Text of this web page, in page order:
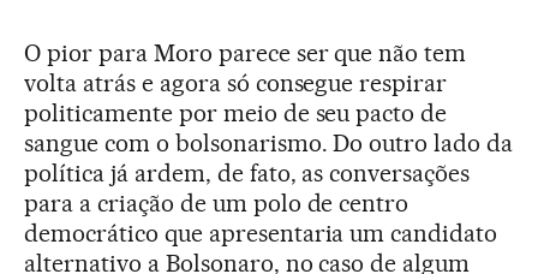
O pior para Moro parece ser que não tem
volta atrás e agora só consegue respirar
politicamente por meio de seu pacto de
sangue com o bolsonarismo. Do outro lado da
política já ardem, de fato, as conversações
para a criação de um polo de centro
democrático que apresentaria um candidato
alternativo a Bolsonaro, no caso de algum